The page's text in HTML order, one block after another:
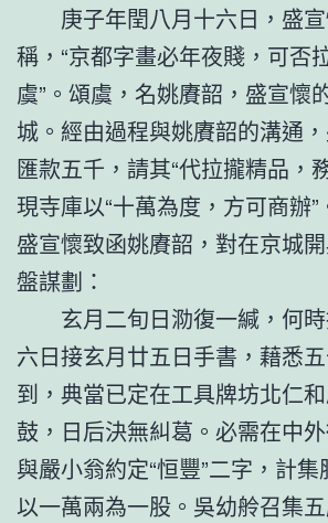
庚子年閏八月十六日，盛
稱，“京都字畫必年夜賤，可否
虞”。頌虞，名姚賡韶，盛宣懷
城。經由過程與姚賡韶的溝通
匯款五千，請其“代拉攏精品，
現寺庫以“十萬為度，方可商辦”
盛宣懷致函姚賡韶，對在京城
盤謀劃：
玄月二旬日泐復一緘，何
六日接玄月廿五日手書，藉悉
到，典當已定在工具牌坊北仁
鼓，日后決無糾葛。必需在中
與嚴小翁約定“恒豐”二字，計
以一萬兩為一股。吳幼舲召集